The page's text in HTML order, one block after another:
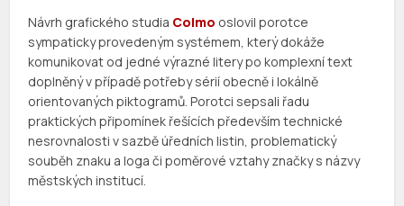
Návrh grafického studia Colmo oslovil porotce
sympaticky provedeným systémem, který dokáže
komunikovat od jedné výrazné litery po komplexní text
doplněný v případě potřeby sérií obecně i lokálně
orientovaných piktogramů. Porotci sepsali řadu
praktických připomínek řešících především technické
nesrovnalosti v sazbě úředních listin, problematický
souběh znaku a loga či poměrové vztahy značky s názvy
městských institucí.